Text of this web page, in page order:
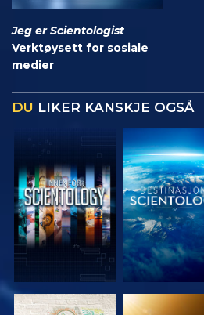
Jeg er Scientologist
Verktøysett for sosiale
medier
DU LIKER KANSKJE OGSÅ